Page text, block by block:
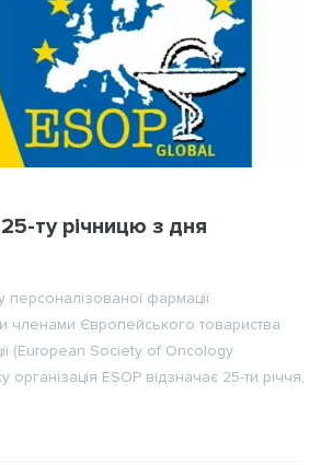
25-ту річницю з дня
персоналізованої фармації
членами Європейського товариства
(European Society of Oncology
ESOP відзначає 25-ти річчя,